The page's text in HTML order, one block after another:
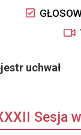
uchwał
Sesja